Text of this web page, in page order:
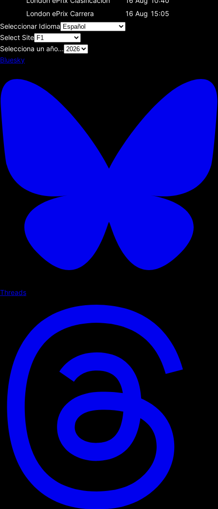
London ePrix Carrera 16 Aug 15:05
Seleccionar Idioma
Select Site
Selecciona un año...
Bluesky
Threads